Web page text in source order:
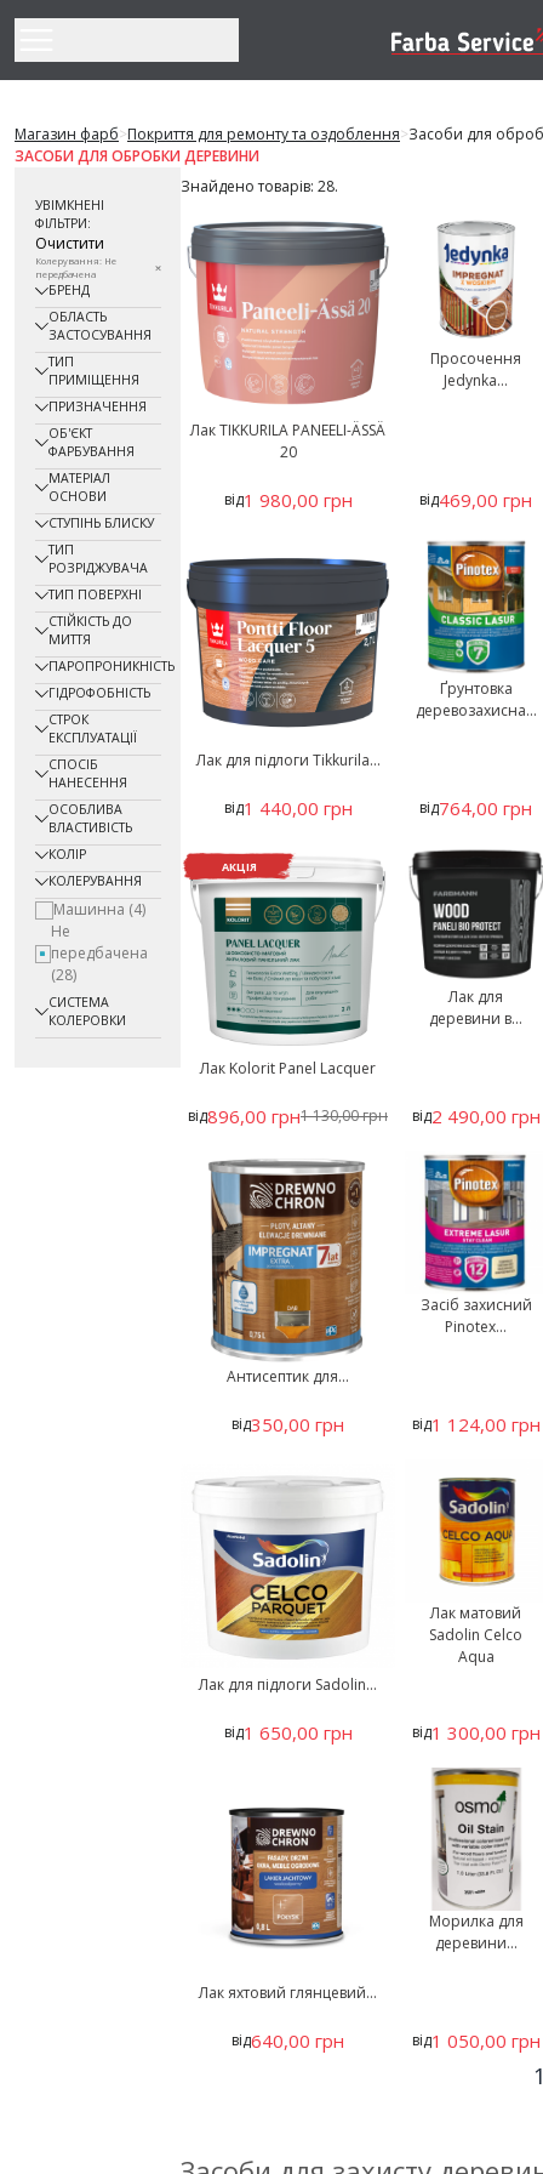
Магазин фарб>Покриття для ремонту та оздоблення>Засоби для
ЗАСОБИ ДЛЯ ОБРОБКИ ДЕРЕВИНИ
УВІМКНЕНІ
ФІЛЬТРИ:
Очистити
Колерування: Не
передбачена
БРЕНД
ОБЛАСТЬ
ЗАСТОСУВАННЯ
ТИП
ПРИМІЩЕННЯ
ПРИЗНАЧЕННЯ
ОБ'ЄКТ
ФАРБУВАННЯ
МАТЕРІАЛ
ОСНОВИ
СТУПІНЬ БЛИСКУ
ТИП
РОЗРІДЖУВАЧА
ТИП ПОВЕРХНІ
СТІЙКІСТЬ ДО
МИТТЯ
ПАРОПРОНИКНІСТЬ
ГІДРОФОБНІСТЬ
СТРОК
ЕКСПЛУАТАЦІЇ
СПОСІБ
НАНЕСЕННЯ
ОСОБЛИВА
ВЛАСТИВІСТЬ
КОЛІР
КОЛЕРУВАННЯ
Машинна (4)
Не
передбачена
(28)
СИСТЕМА
КОЛЕРОВКИ
Знайдено товарів: 28.
Лак TIKKURILA PANEELI-ÄSSÄ
20
від1 980,00 грн
Просочення
Jedynka...
від469,00 грн
Лак для підлоги Tikkurila...
від1 440,00 грн
Ґрунтовка
деревозахисна...
від764,00 грн
АКЦІЯ
Лак Kolorit Panel Lacquer
від896,00 грн1 130,00 грн
Лак для
деревини в...
від2 490,00 грн
Антисептик для...
від350,00 грн
Засіб захисний
Pinotex...
від1 124,00 грн
Лак для підлоги Sadolin...
від1 650,00 грн
Лак матовий
Sadolin Celco
Aqua
від1 300,00 грн
Лак яхтовий глянцевий...
від640,00 грн
Морилка для
деревини...
від1 050,00 грн